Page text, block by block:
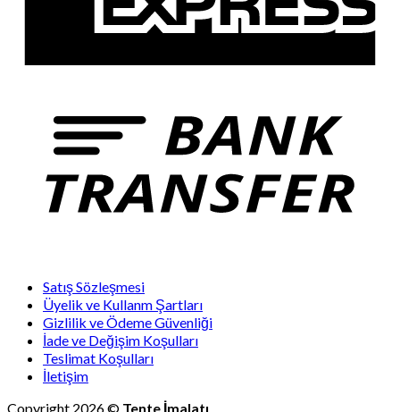
Satış Sözleşmesi
Üyelik ve Kullanm Şartları
Gizlilik ve Ödeme Güvenliği
İade ve Değişim Koşulları
Teslimat Koşulları
İletişim
Copyright 2026 © Tente İmalatı